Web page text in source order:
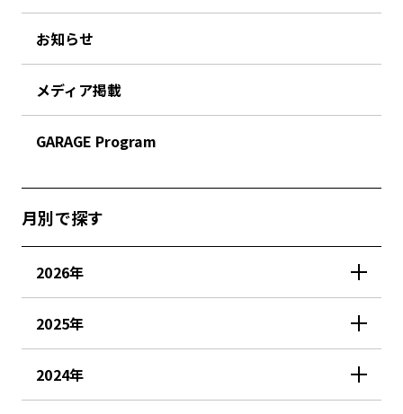
お知らせ
メディア掲載
GARAGE Program
月別で探す
2026年
2025年
2024年